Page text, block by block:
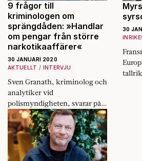
9 frågor till
kriminologen om
sprängdåden: »Handlar
om pengar från större
narkotikaaffärer«
30 JANUARI 2020
AKTUELLT
INTERVJU
Sven Granath, kriminolog och
analytiker vid
polismyndigheten, svarar på
frågor om senaste tidens
sprängdåd.
30